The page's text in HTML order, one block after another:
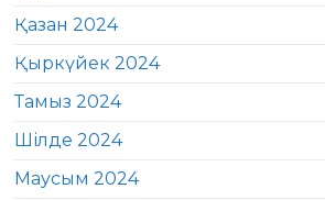
Қазан 2024
Қыркүйек 2024
Тамыз 2024
Шілде 2024
Маусым 2024